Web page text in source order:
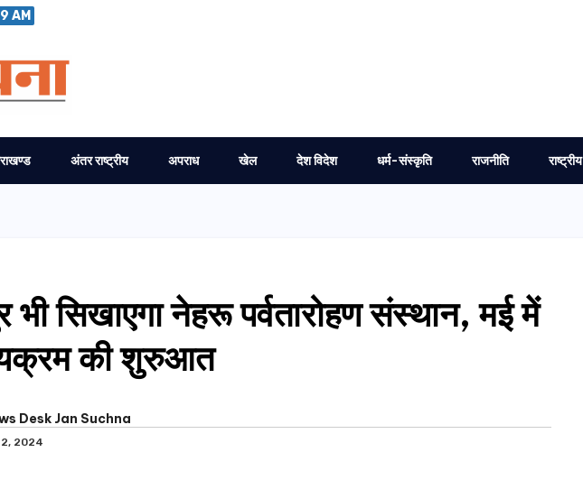
AM
अंतर राष्ट्रीय अपराध खेल देश विदेश धर्म-संस्कृति राजनीति राष्ट्रीय
भी सिखाएगा नेहरू पर्वतारोहण संस्थान, मई में
की शुरुआत
Desk Jan Suchna
2, 2024